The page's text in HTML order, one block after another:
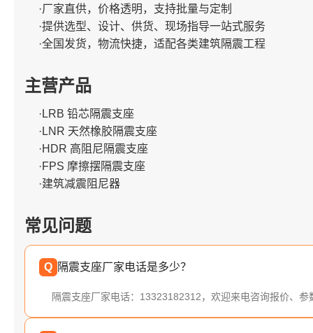
·厂家直供，价格透明，支持批量与定制
·提供选型、设计、供货、现场指导一站式服务
·全国发货，物流快捷，适配各类建筑隔震工程
主营产品
·LRB 铅芯隔震支座
·LNR 天然橡胶隔震支座
·HDR 高阻尼隔震支座
·FPS 摩擦摆隔震支座
·建筑减震阻尼器
常见问题
Q 隔震支座厂家电话是多少？
隔震支座厂家电话：13323182312，欢迎来电咨询报价、参